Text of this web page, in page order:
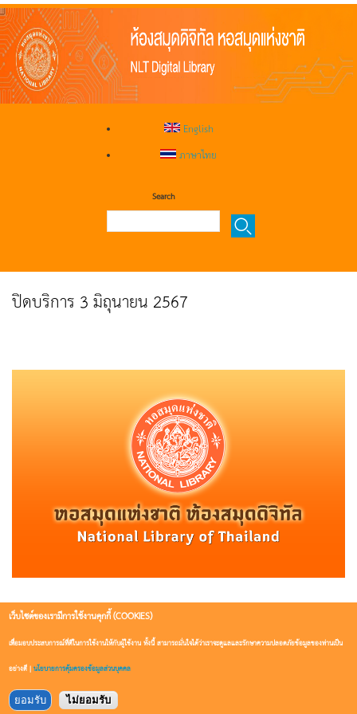
English
ภาษาไทย
Search
ปิดบริการ 3 มิถุนายน 2567
สำนักหอสมุดแห่งชาติ ปิดบริการในวันที่ 3 มิถุนายน พ.ศ. 2567
เนื่องในวันเฉลิมพระชนมพรรษาสมเด็จพระนางเจ้าสุทิดา พัชรสุธา
พิมลลักษณ พระบรมราชินี
เว็บไซต์ของเรามีการใช้งานคุกกี้ (COOKIES)
เพื่อมอบประสบการณ์ที่ดีในการใช้งานให้กับผู้ใช้งาน ทั้งนี้ สามารถมั่นใจได้ว่าเราจะดูแลและรักษาความปลอดภัยข้อมูลของท่านเป็น
อย่างดี |นโยบายการคุ้มครองข้อมูลส่วนบุคคล
ยอมรับ ไม่ยอมรับ